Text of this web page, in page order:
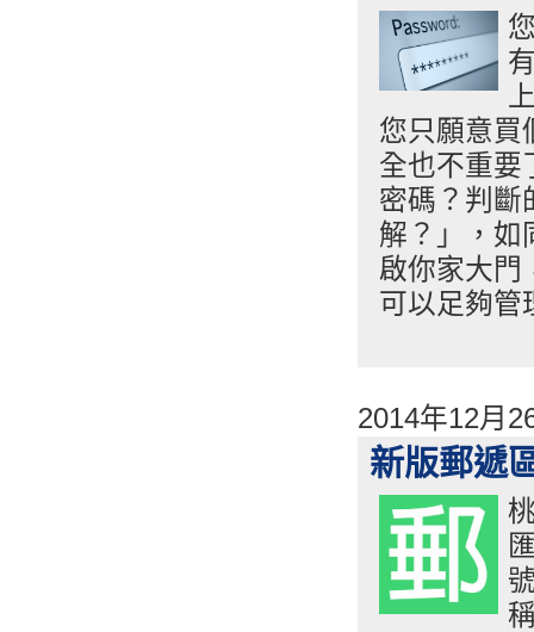
您只願意買
全也不重要
密碼？判斷
解？」，如
啟你家大門
可以足夠管
2014年12月
新版郵遞